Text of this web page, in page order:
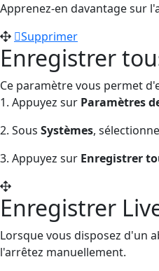
Apprenez-en davantage sur
Supprimer
Enregistrer
Ce paramètre vous permet
1. Appuyez sur Paramètres
2. Sous Systèmes,
3. Appuyez sur Enregistrer
Enregistrer
Lorsque vous disposez d'un
l'arrêtez manuellement.